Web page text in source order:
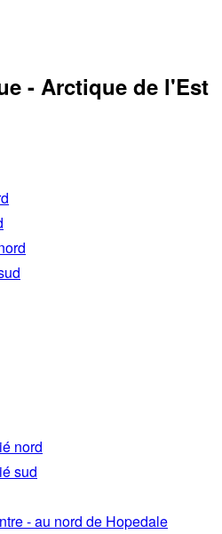
- Arctique de l'Est
nord
sud
- au nord de Hopedale